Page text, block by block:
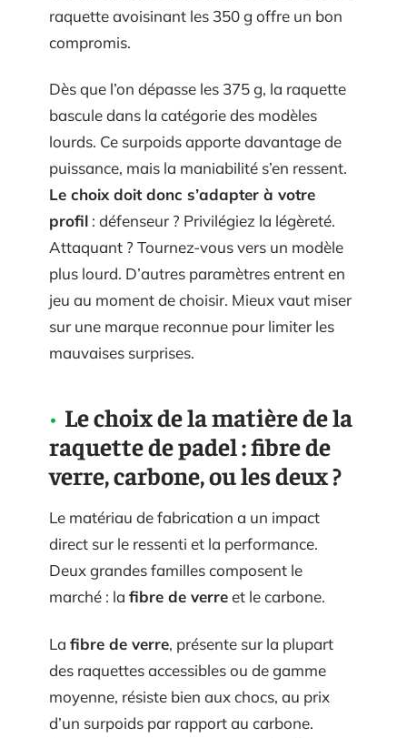
raquette avoisinant les 350 g offre un bon
compromis.
Dès que l’on dépasse les 375 g, la raquette
bascule dans la catégorie des modèles
lourds. Ce surpoids apporte davantage de
puissance, mais la maniabilité s’en ressent.
Le choix doit donc s’adapter à votre
profil : défenseur ? Privilégiez la légèreté.
Attaquant ? Tournez-vous vers un modèle
plus lourd. D’autres paramètres entrent en
jeu au moment de choisir. Mieux vaut miser
sur une marque reconnue pour limiter les
mauvaises surprises.
Le choix de la matière de la
raquette de padel : fibre de
verre, carbone, ou les deux ?
Le matériau de fabrication a un impact
direct sur le ressenti et la performance.
Deux grandes familles composent le
marché : la fibre de verreet le carbone.
La fibre de verre, présente sur la plupart
des raquettes accessibles ou de gamme
moyenne, résiste bien aux chocs, au prix
d’un surpoids par rapport au carbone.